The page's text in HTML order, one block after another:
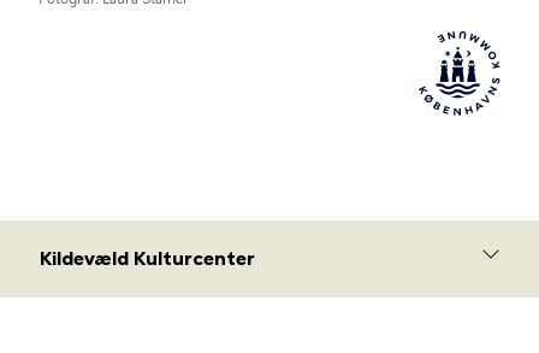
Kildevæld Kulturcenter